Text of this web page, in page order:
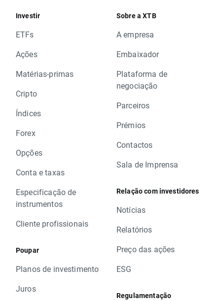
Investir
ETFs
Ações
Matérias-primas
Cripto
Índices
Forex
Opções
Conta e taxas
Especificação de
instrumentos
Cliente profissionais
Poupar
Planos de investimento
Juros
Sobre a XTB
A empresa
Embaixador
Plataforma de
negociação
Parceiros
Prémios
Contactos
Sala de Imprensa
Relação com investidores
Notícias
Relatórios
Preço das ações
ESG
Regulamentação